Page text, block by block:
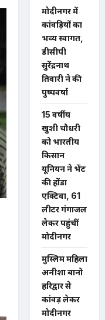
मोदीनगर में
कांवड़ियों का
भव्य स्वागत,
डीसीपी
सुरेंद्रनाथ
तिवारी ने की
पुष्पवर्षा
15 वर्षीय
खुशी चौधरी
को भारतीय
किसान
यूनियन ने भेंट
की होंडा
एक्टिवा, 61
लीटर गंगाजल
लेकर पहुंचीं
मोदीनगर
मुस्लिम महिला
अनीशा बानो
हरिद्वार से
कांवड़ लेकर
मोदीनगर